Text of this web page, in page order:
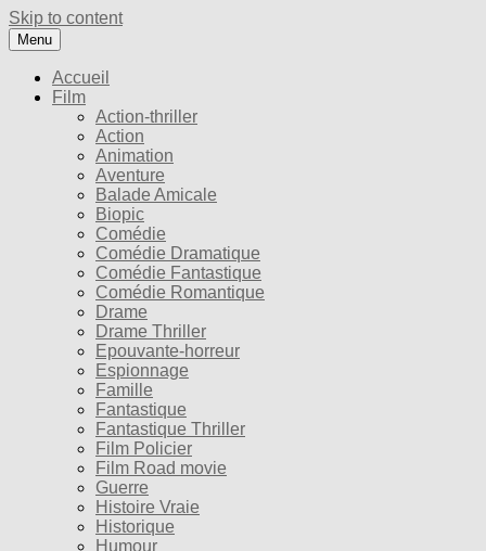
Skip to content
Menu
Accueil
Film
Action-thriller
Action
Animation
Aventure
Balade Amicale
Biopic
Comédie
Comédie Dramatique
Comédie Fantastique
Comédie Romantique
Drame
Drame Thriller
Epouvante-horreur
Espionnage
Famille
Fantastique
Fantastique Thriller
Film Policier
Film Road movie
Guerre
Histoire Vraie
Historique
Humour